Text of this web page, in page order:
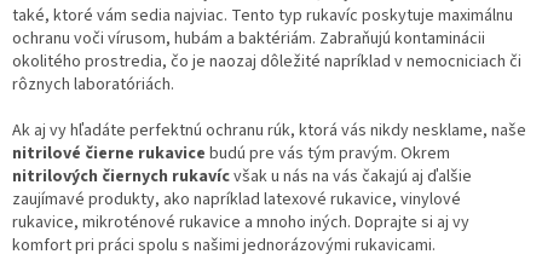
také, ktoré vám sedia najviac. Tento typ rukavíc poskytuje maximálnu
ochranu voči vírusom, hubám a baktériám. Zabraňujú kontaminácii
okolitého prostredia, čo je naozaj dôležité napríklad v nemocniciach či
rôznych laboratóriách.
Ak aj vy hľadáte perfektnú ochranu rúk, ktorá vás nikdy nesklame, naše
nitrilové čierne rukavice budú pre vás tým pravým. Okrem
nitrilových čiernych rukavícvšak u nás na vás čakajú aj ďalšie
zaujímavé produkty, ako napríklad latexové rukavice, vinylové
rukavice, mikroténové rukavice a mnoho iných. Doprajte si aj vy
komfort pri práci spolu s našimi jednorázovými rukavicami.